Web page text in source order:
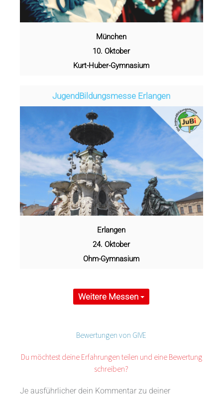
München
10. Oktober
Kurt-Huber-Gymnasium
Jugend­­­­­Bildungsmess­e Erlangen
Erlangen
24. Oktober
Ohm-Gymnasium
Weitere Messen
Bewertungen von GIVE
Du möchtest deine Erfahrungen teilen und eine Bewertung
schreiben?
Je ausführlicher dein Kommentar zu deiner